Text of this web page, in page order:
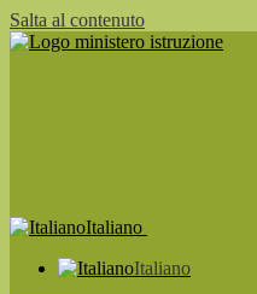
Salta al contenuto
Italiano
Italiano